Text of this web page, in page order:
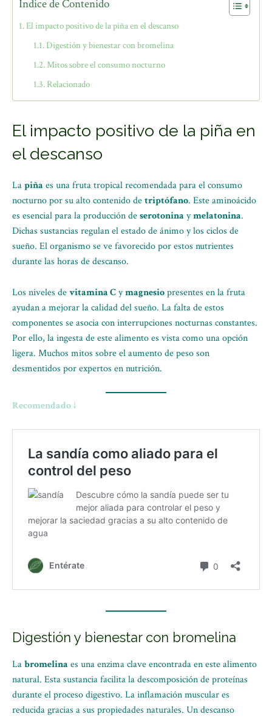
Índice de Contenido
El impacto positivo de la piña en el descanso
Digestión y bienestar con bromelina
Mitos sobre el consumo nocturno
Relacionado
El impacto positivo de la piña en
el descanso
Lapiña es una fruta tropical recomendada para el consumo
nocturno por su alto contenido detriptófano. Este aminoácido
es esencial para la producción deserotonina ymelatonina.
Dichas sustancias regulan el estado de ánimo y los ciclos de
sueño. El organismo se ve favorecido por estos nutrientes
durante las horas de descanso.
Los niveles devitamina Cymagnesiopresentes en la fruta
ayudan a mejorar la calidad del sueño. La falta de estos
componentes se asocia con interrupciones nocturnas constantes.
Por ello, la ingesta de este alimento es vista como una opción
ligera. Muchos mitos sobre el aumento de peso son
desmentidos por expertos en nutrición.
Recomendado ↓
Digestión y bienestar con bromelina
Labromelina es una enzima clave encontrada en este alimento
natural. Esta sustancia facilita la descomposición de proteínas
durante el proceso digestivo. La inflamación muscular es
reducida gracias a sus propiedades naturales. Un descanso